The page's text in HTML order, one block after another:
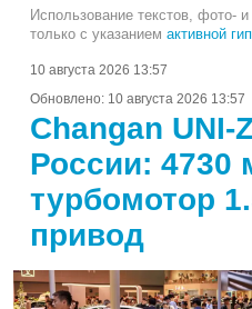
Использование текстов, фото-
только с указанием активной
10 августа 2026 13:57
Обновлено: 10 августа 2026 13:57
Changan UNI-
России: 4730
турбомотор
привод